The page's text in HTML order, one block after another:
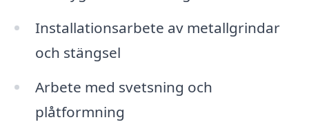
Installationsarbete av metallgrindar
och stängsel
Arbete med svetsning och
plåtformning